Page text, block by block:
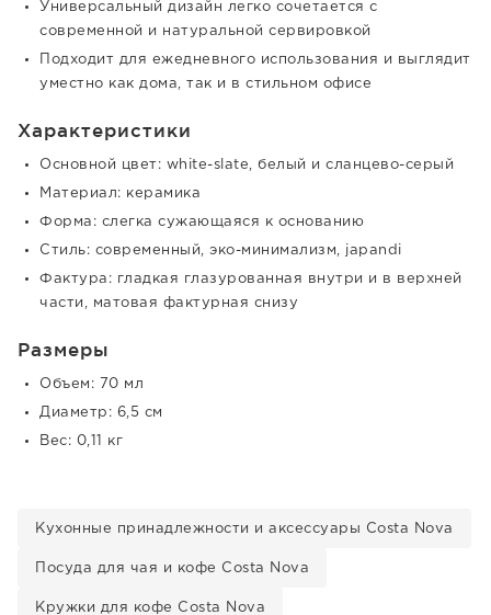
Универсальный дизайн легко сочетается с
современной и натуральной сервировкой
Подходит для ежедневного использования и выглядит
уместно как дома, так и в стильном офисе
Характеристики
Основной цвет: white-slate, белый и сланцево-серый
Материал: керамика
Форма: слегка сужающаяся к основанию
Стиль: современный, эко-минимализм, japandi
Фактура: гладкая глазурованная внутри и в верхней
части, матовая фактурная снизу
Размеры
Объем: 70 мл
Диаметр: 6,5 см
Вес: 0,11 кг
Кухонные принадлежности и аксессуары Costa Nova
Посуда для чая и кофе Costa Nova
Кружки для кофе Costa Nova